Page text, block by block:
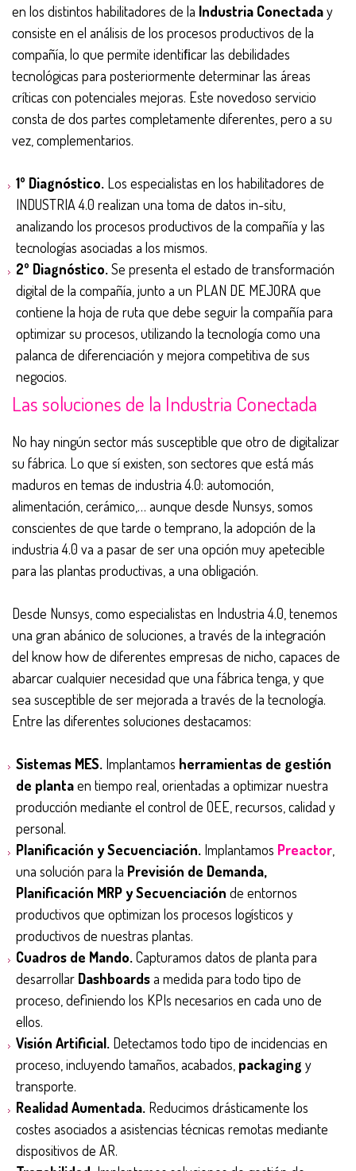
en los distintos habilitadores de la Industria Conectaday
consiste en el análisis de los procesos productivos de la
compañía, lo que permite identiﬁcar las debilidades
tecnológicas para posteriormente determinar las áreas
críticas con potenciales mejoras. Este novedoso servicio
consta de dos partes completamente diferentes, pero a su
vez, complementarios.
1º Diagnóstico. Los especialistas en los habilitadores de
INDUSTRIA 4.0 realizan una toma de datos in-situ,
analizando los procesos productivos de la compañía y las
tecnologías asociadas a los mismos.
2º Diagnóstico.Se presenta el estado de transformación
digital de la compañía, junto a un PLAN DE MEJORA que
contiene la hoja de ruta que debe seguir la compañía para
optimizar su procesos, utilizando la tecnología como una
palanca de diferenciación y mejora competitiva de sus
negocios.
Las soluciones de la Industria Conectada
No hay ningún sector más susceptible que otro de digitalizar
su fábrica. Lo que sí existen, son sectores que está más
maduros en temas de industria 4.0: automoción,
alimentación, cerámico,… aunque desde Nunsys, somos
conscientes de que tarde o temprano, la adopción de la
industria 4.0 va a pasar de ser una opción muy apetecible
para las plantas productivas, a una obligación.
Desde Nunsys, como especialistas en Industria 4.0, tenemos
una gran abánico de soluciones, a través de la integración
del know how de diferentes empresas de nicho, capaces de
abarcar cualquier necesidad que una fábrica tenga, y que
sea susceptible de ser mejorada a través de la tecnología.
Entre las diferentes soluciones destacamos:
Sistemas MES. Implantamos herramientas de gestión
de plantaen tiempo real, orientadas a optimizar nuestra
producción mediante el control de OEE, recursos, calidad y
personal.
Planificación y Secuenciación. Implantamos Preactor
una solución para la Previsión de Demanda,
Planificación MRP y Secuenciación de entornos
productivos que optimizan los procesos logísticos y
productivos de nuestras plantas.
Cuadros de Mando.Capturamos datos de planta para
desarrollar Dashboardsa medida para todo tipo de
proceso, definiendo los KPIs necesarios en cada uno de
ellos.
Visión Artificial. Detectamos todo tipo de incidencias en
proceso, incluyendo tamaños, acabados, packaging y
transporte.
Realidad Aumentada. Reducimos drásticamente los
costes asociados a asistencias técnicas remotas mediante
dispositivos de AR.